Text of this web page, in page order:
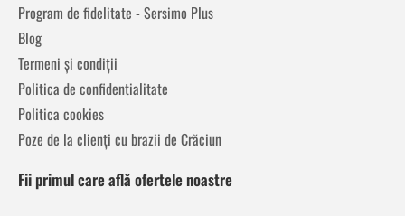
Program de fidelitate - Sersimo Plus
Blog
Termeni și condiții
Politica de confidentialitate
Politica cookies
Poze de la clienți cu brazii de Crăciun
Fii primul care află ofertele noastre